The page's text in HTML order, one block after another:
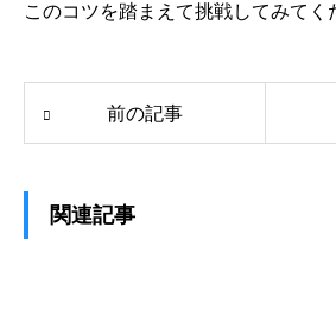
このコツを踏まえて挑戦してみてく
前の記事
関連記事